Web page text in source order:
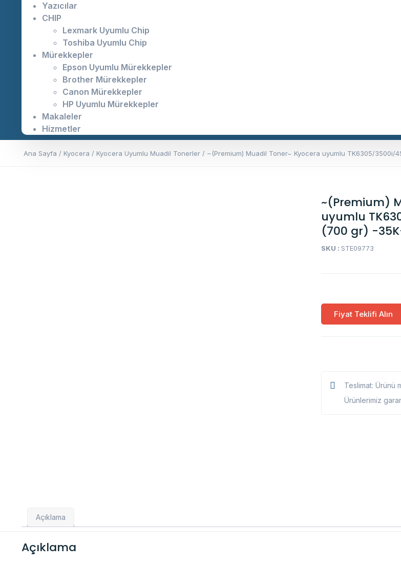
Yazıcılar
CHIP
Lexmark Uyumlu Chip
Toshiba Uyumlu Chip
Mürekkepler
Epson Uyumlu Mürekkepler
Brother Mürekkepler
Canon Mürekkepler
HP Uyumlu Mürekkepler
Makaleler
Hizmetler
Ana Sayfa / Kyocera / Kyocera Uyumlu Muadil Tonerler / ~(Premium) Muadil Toner~ Kyocera uyumlu TK6305/3500i/
~(Premium)
uyumlu
(700 gr) -
SKU : STE09773
Fiyat Teklifi Alın
Teslimat: Ürünü
Ürünlerimiz
Açıklama
Açıklama